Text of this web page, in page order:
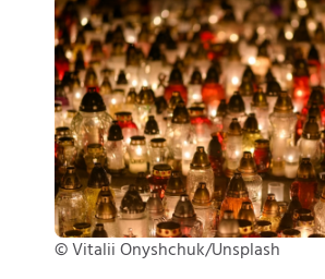
© Vitalii Onyshchuk/Unsplash